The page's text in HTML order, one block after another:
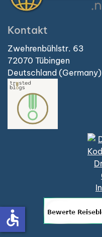
Kontakt
Zwehrenbühlstr. 63
72070 Tübingen
Deutschland (Germany)
accessible